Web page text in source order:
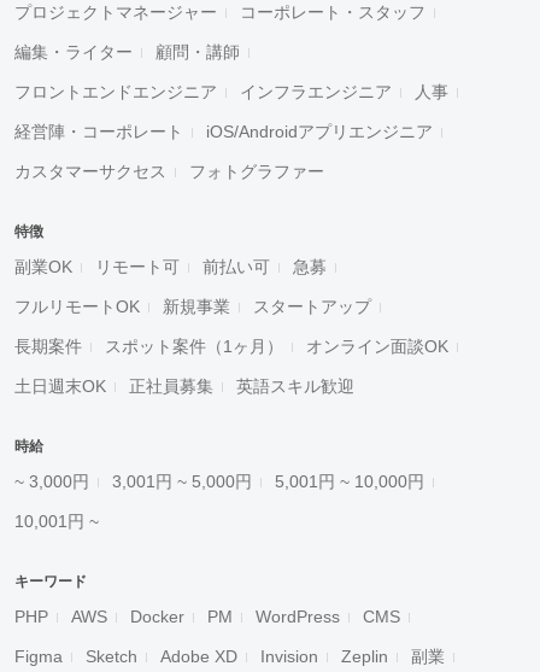
プロジェクトマネージャー コーポレート・スタッフ
編集・ライター 顧問・講師
フロントエンドエンジニア インフラエンジニア 人事
経営陣・コーポレート iOS/Androidアプリエンジニア
カスタマーサクセス フォトグラファー
特徴
副業OK リモート可 前払い可 急募
フルリモートOK 新規事業 スタートアップ
長期案件 スポット案件（1ヶ月） オンライン面談OK
土日週末OK 正社員募集 英語スキル歓迎
時給
~ 3,000円 3,001円 ~ 5,000円 5,001円 ~ 10,000円
10,001円 ~
キーワード
PHP AWS Docker PM WordPress CMS
Figma Sketch Adobe XD Invision Zeplin 副業